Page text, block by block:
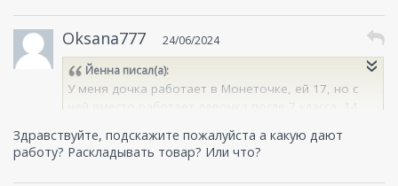
Oksana777
24/06/2024
Йенна писал(а):
У меня дочка работает в Монеточке, ей 17, но с
Перспектива, нужно только оформить
самозанятость, для 14 летних ещё нужно согласие
Здравствуйте, подскажите пожалуйста а какую дают
работу? Раскладывать товар? Или что?